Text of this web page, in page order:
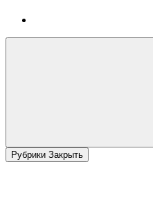
Рубрики Закрыть